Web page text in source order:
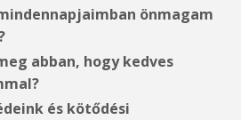
önmagam
abban, hogy kedves
és kötődési